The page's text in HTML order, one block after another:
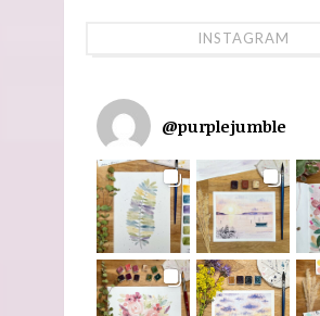
INSTAGRAM
@purplejumble